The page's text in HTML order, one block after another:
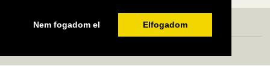
Nem fogadom el Elfogadom
MÉDIAAJÁNLÓ ADATVÉDELEM IMPRESSZUM RÓLUNK